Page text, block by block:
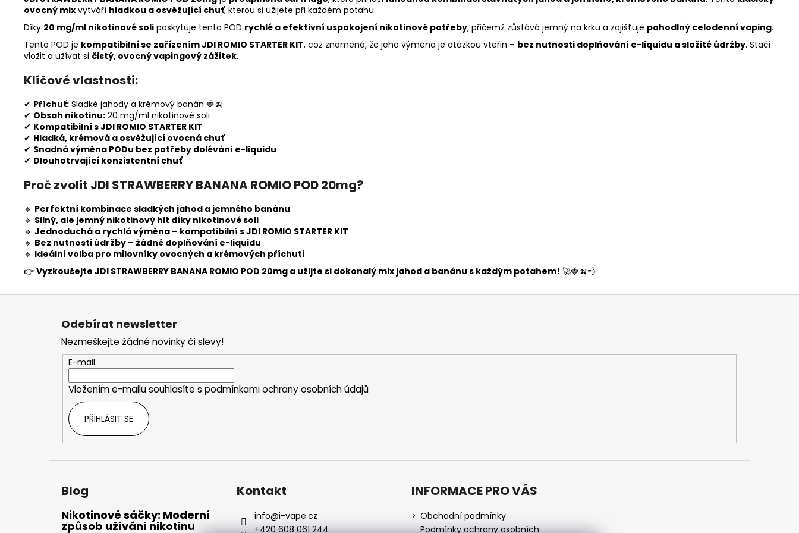
ovocný mix vytváří hladkou a osvěžující chuť, kterou si užijete při každém potahu.
Díky 20 mg/ml nikotinové soli poskytuje tento POD rychlé a efektivní uspokojení nikotinové potřeby, přičemž zůstává jemný na krku a zajišťuje pohodlný celodenní vaping.
Tento POD je kompatibilní se zařízením JDI ROMIO STARTER KIT, což znamená, že jeho výměna je otázkou vteřin – bez nutnosti doplňování e-liquidu a složité údržby. Stačí
vložit a užívat si čistý, ovocný vapingový zážitek.
Klíčové vlastnosti:
✔ Příchuť: Sladké jahody a krémový banán 🍓🍌
✔ Obsah nikotinu: 20 mg/ml nikotinové soli
✔ Kompatibilní s JDI ROMIO STARTER KIT
✔ Hladká, krémová a osvěžující ovocná chuť
✔ Snadná výměna PODu bez potřeby dolévání e-liquidu
✔ Dlouhotrvající konzistentní chuť
Proč zvolit JDI STRAWBERRY BANANA ROMIO POD 20mg?
🔹 Perfektní kombinace sladkých jahod a jemného banánu
🔹 Silný, ale jemný nikotinový hit díky nikotinové soli
🔹 Jednoduchá a rychlá výměna – kompatibilní s JDI ROMIO STARTER KIT
🔹 Bez nutnosti údržby – žádné doplňování e-liquidu
🔹 Ideální volba pro milovníky ovocných a krémových příchutí
👉 Vyzkoušejte JDI STRAWBERRY BANANA ROMIO POD 20mg a užijte si dokonalý mix jahod a banánu s každým potahem! 🚀🍓🍌💨
Z
Odebírat newsletter
Nezmeškejte žádné novinky či slevy!
E-mail
Vložením e-mailu souhlasíte s podmínkami ochrany osobních údajů
PŘIHLÁSIT SE
Blog
Nikotinové sáčky: Moderní
způsob užívání nikotinu
Kontakt
info@i-vape.cz
+420 608 061 244
INFORMACE PRO VÁS
Obchodní podmínky
Podmínky ochrany osobních